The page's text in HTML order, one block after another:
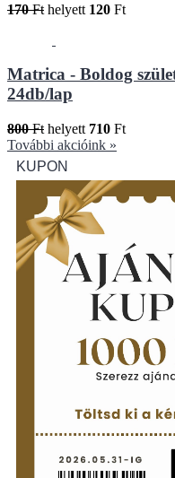
170 Ft helyett 120 Ft
Matrica - Boldog
24db/lap
800 Ft helyett 710 Ft
További akcióink »
KUPON